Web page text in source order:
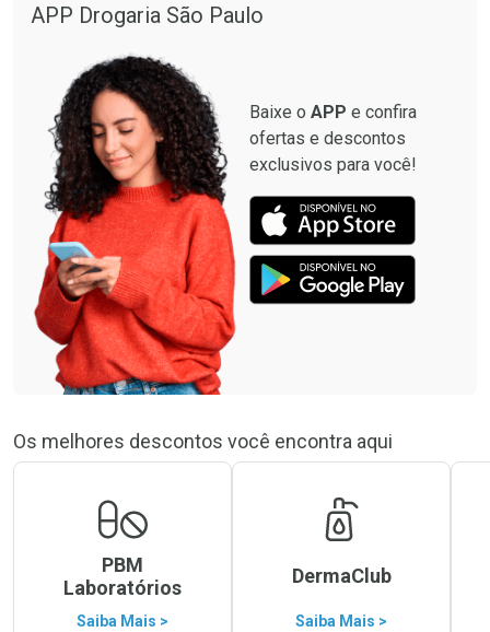
APP Drogaria São Paulo
Baixe o APP e confira
ofertas e descontos
exclusivos para você!
Os melhores descontos você encontra aqui
PBM
Laboratórios
Saiba Mais >
DermaClub
Saiba Mais >